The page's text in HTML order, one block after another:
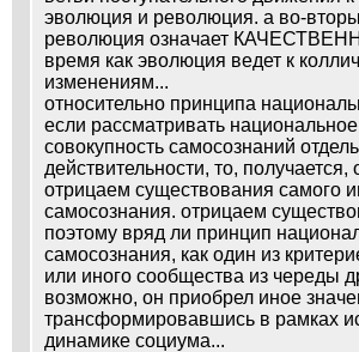
эволюция и революция. а во-
революция означает
время как эволюция ведет к
изменениям...
относительно принципа
если рассматривать
совокупность самосознаний
действительности, то, получается,
отрицаем существования самого
самосознания. отрицаем
поэтому вряд ли принцип
самосознания, как один из
или иного сообщества из череды
возможно, он приобрел иное
трансформировавшись в рамках
динамике социума...